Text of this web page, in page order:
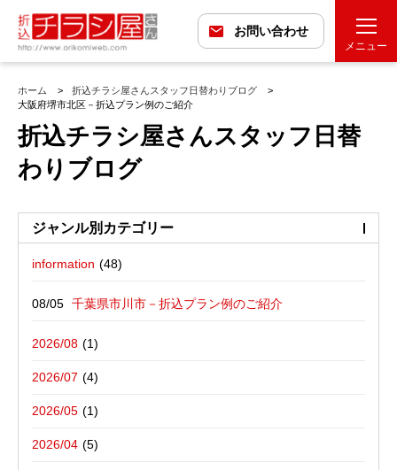
お問い合わせ
メニュー
ホーム
折込チラシ屋さんスタッフ日替わりブログ
大阪府堺市北区－折込プラン例のご紹介
折込チラシ屋さんスタッフ日替
わりブログ
ジャンル別カテゴリー
information
折込広告配布プラン
最近の投稿
千葉県市川市－折込プラン例のご紹介
千葉県松戸市－折込プラン例のご紹介
愛媛県松山市－折込プラン例のご紹介
栃木県宇都宮市－折込プラン例のご紹介
東京都八王子市－折込プラン例のご紹介
バックナンバー
2026/08
2026/07
2026/05
2026/04
デザイン・チラシ・印刷・折込配布を
一括でお受けする折込チラシ屋さんブ